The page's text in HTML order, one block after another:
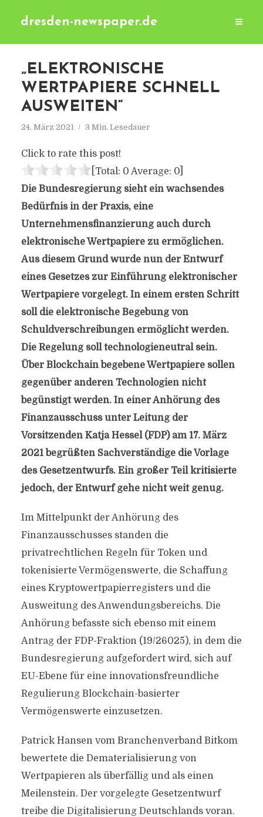
dresden-newspaper.de
„ELEKTRONISCHE
WERTPAPIERE SCHNELL
AUSWEITEN“
24. März 2021 3 Min. Lesedauer
Click to rate this post!
[Total: 0 Average: 0]
Die Bundesregierung sieht ein wachsendes
Bedürfnis in der Praxis, eine
Unternehmensfinanzierung auch durch
elektronische Wertpapiere zu ermöglichen.
Aus diesem Grund wurde nun der Entwurf
eines Gesetzes zur Einführung elektronischer
Wertpapiere vorgelegt. In einem ersten Schritt
soll die elektronische Begebung von
Schuldverschreibungen ermöglicht werden.
Die Regelung soll technologieneutral sein.
Über Blockchain begebene Wertpapiere sollen
gegenüber anderen Technologien nicht
begünstigt werden. In einer Anhörung des
Finanzausschuss unter Leitung der
Vorsitzenden Katja Hessel (FDP) am 17. März
2021 begrüßten Sachverständige die Vorlage
des Gesetzentwurfs. Ein großer Teil kritisierte
jedoch, der Entwurf gehe nicht weit genug.
Im Mittelpunkt der Anhörung des
Finanzausschusses standen die
privatrechtlichen Regeln für Token und
tokenisierte Vermögenswerte, die Schaffung
eines Kryptowertpapierregisters und die
Ausweitung des Anwendungsbereichs. Die
Anhörung befasste sich ebenso mit einem
Antrag der FDP-Fraktion (19/26025), in dem die
Bundesregierung aufgefordert wird, sich auf
EU-Ebene für eine innovationsfreundliche
Regulierung Blockchain-basierter
Vermögenswerte einzusetzen.
Patrick Hansen vom Branchenverband Bitkom
bewertete die Dematerialisierung von
Wertpapieren als überfällig und als einen
Meilenstein. Der vorgelegte Gesetzentwurf
treibe die Digitalisierung Deutschlands voran.